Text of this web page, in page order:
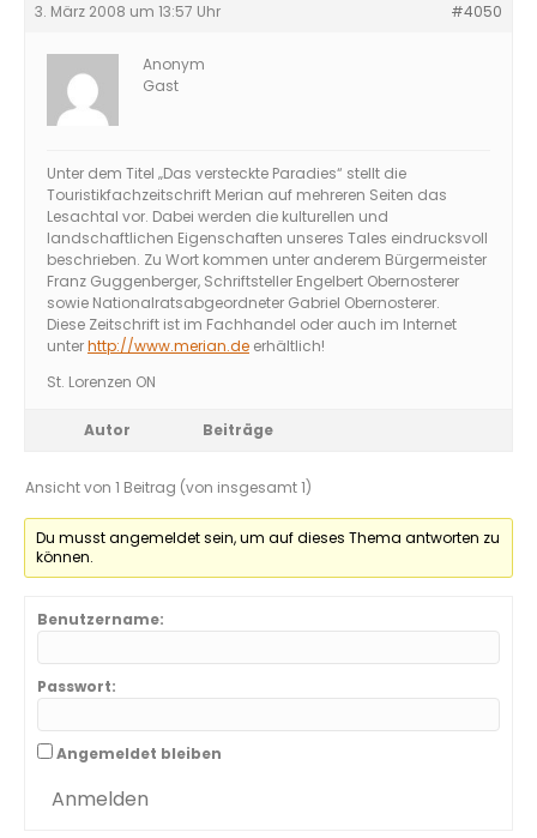
3. März 2008 um 13:57 Uhr #4050
Anonym
Gast
Unter dem Titel „Das versteckte Paradies“ stellt die
Touristikfachzeitschrift Merian auf mehreren Seiten das
Lesachtal vor. Dabei werden die kulturellen und
landschaftlichen Eigenschaften unseres Tales eindrucksvoll
beschrieben. Zu Wort kommen unter anderem Bürgermeister
Franz Guggenberger, Schriftsteller Engelbert Obernosterer
sowie Nationalratsabgeordneter Gabriel Obernosterer.
Diese Zeitschrift ist im Fachhandel oder auch im Internet
unterhttp://www.merian.de erhältlich!
St. Lorenzen ON
Autor Beiträge
Ansicht von 1 Beitrag (von insgesamt 1)
Du musst angemeldet sein, um auf dieses Thema antworten zu
können.
Benutzername:
Passwort:
Angemeldet bleiben
Anmelden